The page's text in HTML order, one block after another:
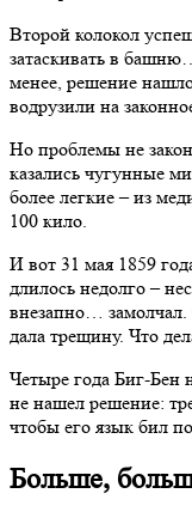
Второй колокол
затаскивать в
менее, решение
водрузили на
Но проблемы не
казались чугунные
более легкие – из
100 кило.
И вот 31 мая 1859
длилось недолго –
внезапно… замолчал.
дала трещину. Что
Четыре года Биг-Бен
не нашел решение:
чтобы его язык бил
Больше,